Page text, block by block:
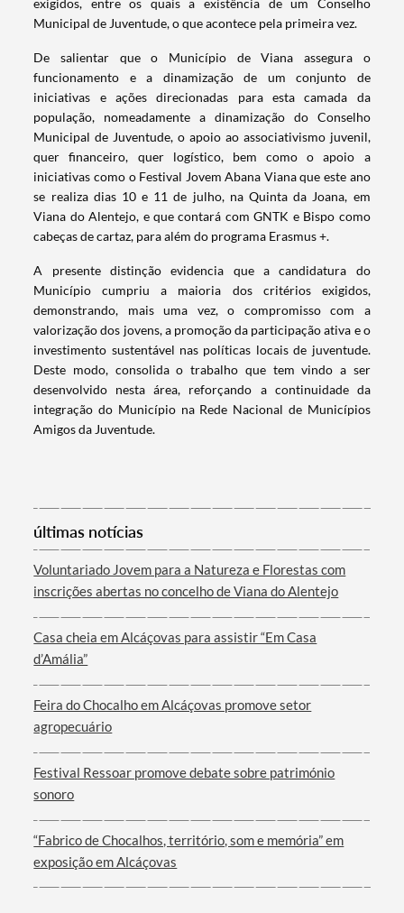
Termo de Pesquisa
Categorias gerais
Filtros
exigidos, entre os quais a existência de um Conselho
Municipal de Juventude, o que acontece pela primeira vez.
De salientar que o Município de Viana assegura o
funcionamento e a dinamização de um conjunto de
iniciativas e ações direcionadas para esta camada da
população, nomeadamente a dinamização do Conselho
Municipal de Juventude, o apoio ao associativismo juvenil,
quer financeiro, quer logístico, bem como o apoio a
iniciativas como o Festival Jovem Abana Viana que este ano
se realiza dias 10 e 11 de julho, na Quinta da Joana, em
Viana do Alentejo, e que contará com GNTK e Bispo como
cabeças de cartaz, para além do programa Erasmus +.
A presente distinção evidencia que a candidatura do
Município cumpriu a maioria dos critérios exigidos,
demonstrando, mais uma vez, o compromisso com a
valorização dos jovens, a promoção da participação ativa e o
investimento sustentável nas políticas locais de juventude.
Deste modo, consolida o trabalho que tem vindo a ser
desenvolvido nesta área, reforçando a continuidade da
integração do Município na Rede Nacional de Municípios
Amigos da Juventude.
últimas notícias
Voluntariado Jovem para a Natureza e Florestas com
inscrições abertas no concelho de Viana do Alentejo
Casa cheia em Alcáçovas para assistir “Em Casa
d’Amália”
Feira do Chocalho em Alcáçovas promove setor
agropecuário
Festival Ressoar promove debate sobre património
sonoro
“Fabrico de Chocalhos, território, som e memória” em
exposição em Alcáçovas